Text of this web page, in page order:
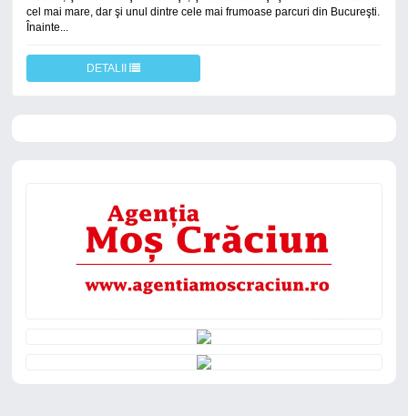
cel mai mare, dar şi unul dintre cele mai frumoase parcuri din Bucureşti.
Înainte...
DETALII